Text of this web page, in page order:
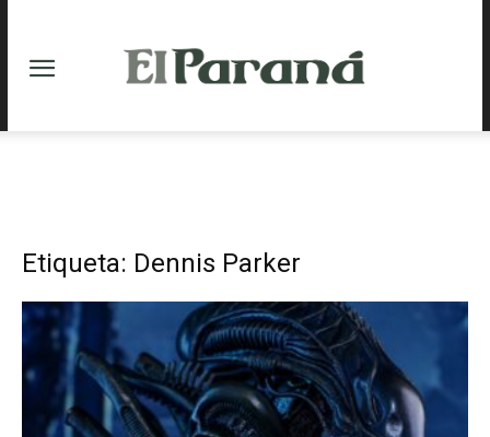
Etiqueta: Dennis Parker